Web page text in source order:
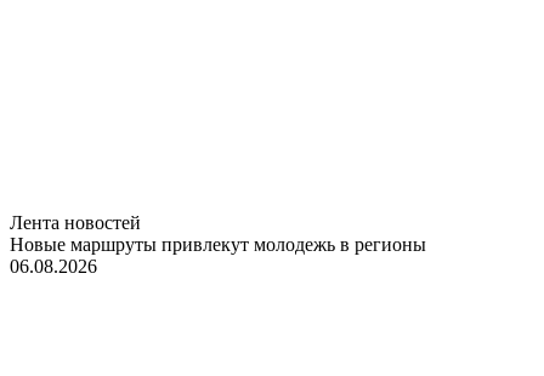
Лента новостей
Новые маршруты привлекут молодежь в регионы
06.08.2026